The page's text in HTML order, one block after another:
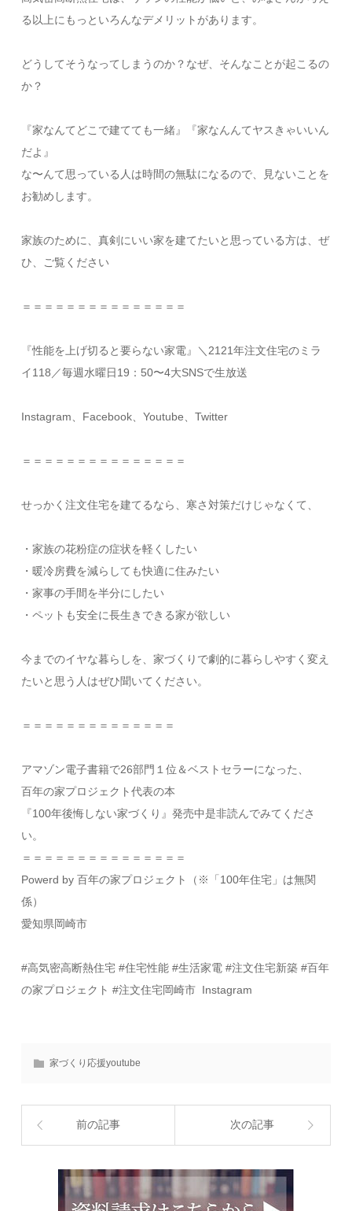
る以上にもっといろんなデメリットがあります。​
どうしてそうなってしまうのか？なぜ、そんなことが起こるの
か？​
『家なんてどこで建てても一緒』『家なんんてヤスきゃいいん
だよ』
​な〜んて思っている人は時間の無駄になるので、見ないことを
お勧めします。​
家族のために、真剣にいい家を建てたいと思っている方は、ぜ
ひ、ご覧ください​
＝＝＝＝＝＝＝＝＝＝＝＝＝＝＝
『性能を上げ切ると要らない家電』＼2121年注文住宅のミラ
イ118／毎週水曜日19：50〜4大SNSで生放送
Instagram、Facebook、Youtube、Twitter
＝＝＝＝＝＝＝＝＝＝＝＝＝＝＝
​せっかく注文住宅を建てるなら、寒さ対策だけじゃなくて、
・家族の花粉症の症状を軽くしたい
・暖冷房費を減らしても快適に住みたい
・家事の手間を半分にしたい
・ペットも安全に長生きできる家が欲しい​
今までのイヤな暮らしを、家づくりで劇的に暮らしやすく変え
たいと思う人はぜひ聞いてください。
​＝＝＝＝＝＝＝＝＝＝＝＝＝＝
アマゾン電子書籍で26部門１位＆ベストセラーになった、
百年の家プロジェクト代表の本
『100年後悔しない家づくり』発売中是非読んでみてくださ
い。
＝＝＝＝＝＝＝＝＝＝＝＝＝＝＝
Powerd by 百年の家プロジェクト（※「100年住宅」は無関
係）
愛知県岡崎市​
#高気密高断熱住宅 #住宅性能 #生活家電 #注文住宅新築 #百年
の家プロジェクト #注文住宅岡崎市​ Instagram
家づくり応援youtube
前の記事 次の記事